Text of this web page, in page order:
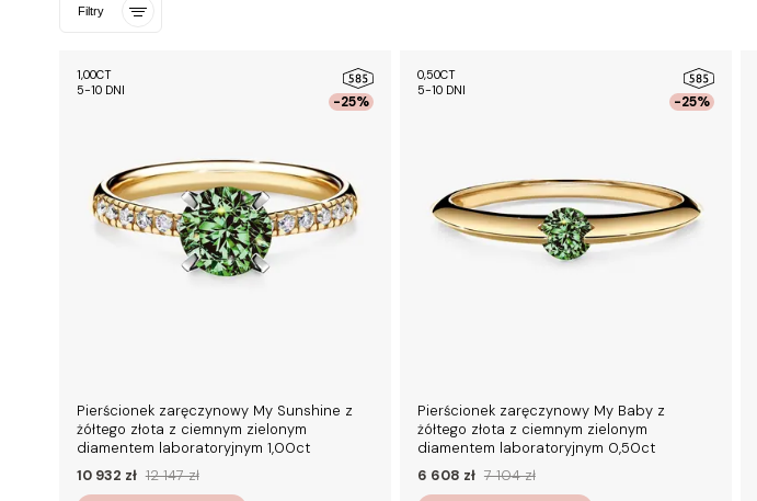
Filtry
-25%
1,00CT
5-10 DNI
Pierścionek zaręczynowy My Sunshine z
żółtego złota z ciemnym zielonym
diamentem laboratoryjnym 1,00ct
10 932 zł 12 147 zł
-25%
0,50CT
5-10 DNI
Pierścionek zaręczynowy My Baby z
żółtego złota z ciemnym zielonym
diamentem laboratoryjnym 0,50ct
6 608 zł 7 104 zł